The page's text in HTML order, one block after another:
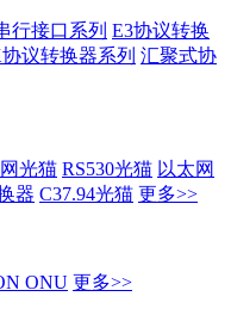
行接口系列 E3协议转换
议转换器系列 汇聚式协
光猫 RS530光猫 以太网
器 C37.94光猫 更多>>
ONU 更多>>